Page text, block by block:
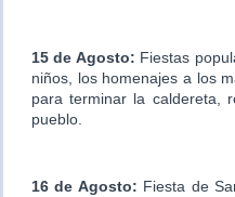
15 de Agosto: Fiestas
niños, los homenajes a los
para terminar la caldereta,
pueblo.
16 de Agosto: Fiesta de